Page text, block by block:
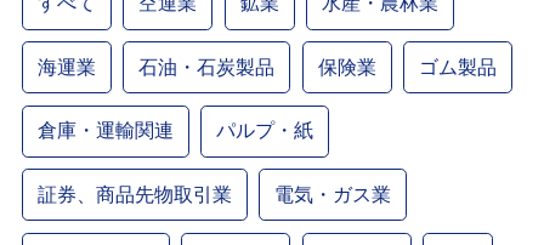
海運業 石油・石炭製品 保険業 ゴム製品
倉庫・運輸関連 パルプ・紙
証券、商品先物取引業 電気・ガス業